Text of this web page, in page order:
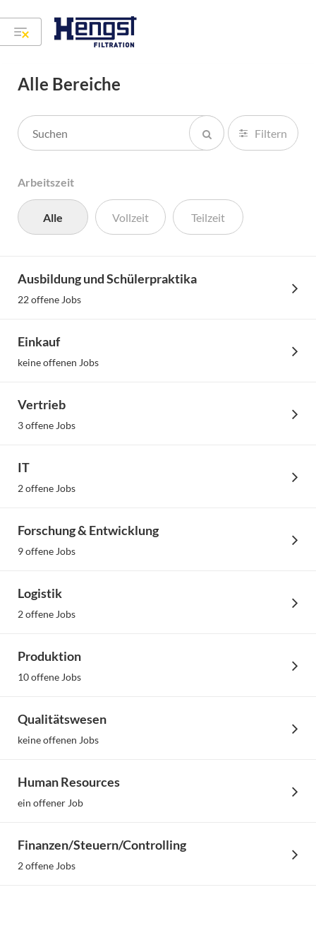
Alle Bereiche
Filtern
Arbeitszeit
Alle Vollzeit Teilzeit
Ausbildung und Schülerpraktika
22 offene Jobs
Einkauf
keine offenen Jobs
Vertrieb
3 offene Jobs
IT
2 offene Jobs
Forschung & Entwicklung
9 offene Jobs
Logistik
2 offene Jobs
Produktion
10 offene Jobs
Qualitätswesen
keine offenen Jobs
Human Resources
ein offener Job
Finanzen/Steuern/Controlling
2 offene Jobs